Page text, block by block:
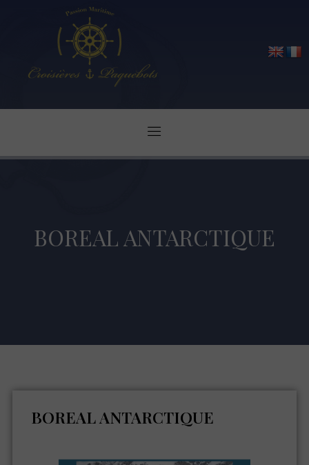
BOREAL ANTARCTIQUE
BOREAL ANTARCTIQUE